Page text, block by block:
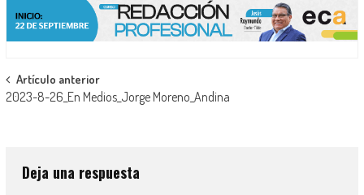
Navegación
de
Artículo anterior
2023-8-26_En Medios_Jorge Moreno_Andina
Deja una respuesta